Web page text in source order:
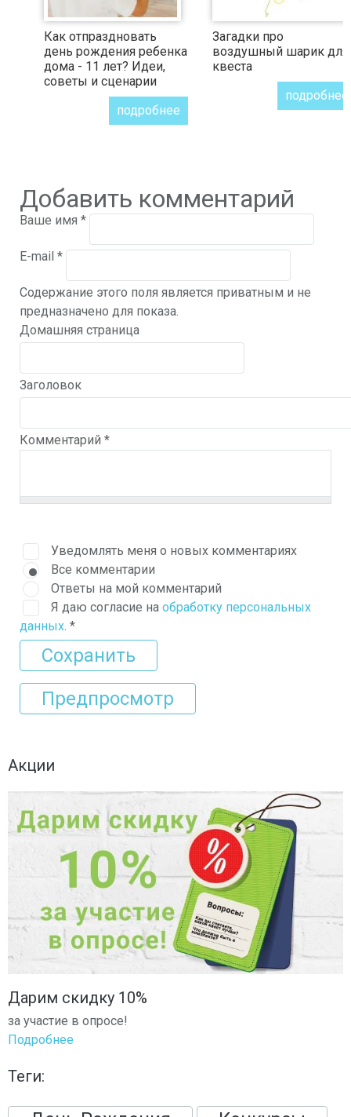
Как отпраздновать
день рождения ребенка
дома - 11 лет? Идеи,
советы и сценарии
подробнее
Загадки про
воздушный шарик для
квеста
подробнее
Добавить комментарий
Ваше имя *
E-mail *
Содержание этого поля является приватным и не
предназначено для показа.
Домашняя страница
Заголовок
Комментарий *
Уведомлять меня о новых комментариях
Все комментарии
Ответы на мой комментарий
Я даю согласие на обработку персональных
данных *
Акции
Дарим скидку 10%
за участие в опросе!
Подробнее
Теги: